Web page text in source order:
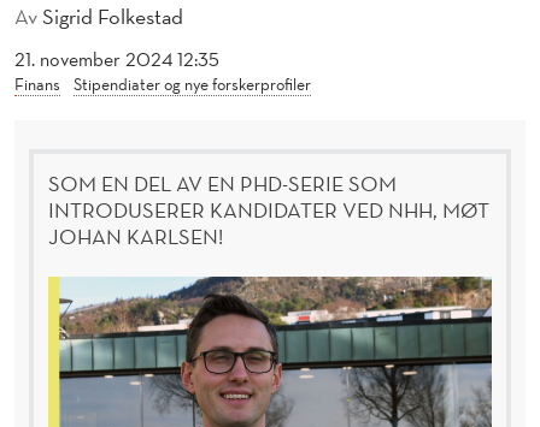
E
T
AvSigrid Folkestad
21. november 2024 12:35
Finans Stipendiater og nye forskerprofiler
SOM EN DEL AV EN PHD-SERIE SOM
INTRODUSERER KANDIDATER VED NHH, MØT
JOHAN KARLSEN!